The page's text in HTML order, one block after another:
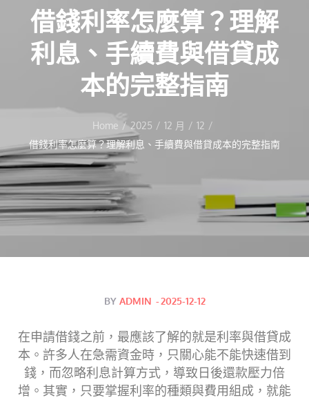
借錢利率怎麼算？理解
利息、手續費與借貸成
本的完整指南
Home 2025 12 月
12
借錢利率怎麼算？理解利息、手續費與借貸成本的完整指南
BY ADMINPosted
2025-12-12
在申請借錢之前，最應該了解的就是利率與借貸成
本。許多人在急需資金時，只關心能不能快速借到
錢，而忽略利息計算方式，導致日後還款壓力倍
增。其實，只要掌握利率的種類與費用組成，就能